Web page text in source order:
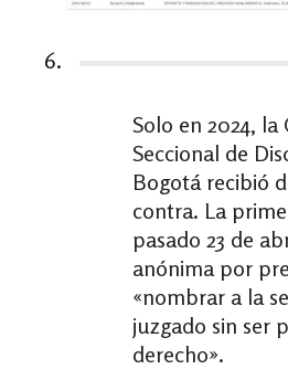
6.
Solo en 2024, la
Seccional de
Bogotá recibió
contra. La
pasado 23 de
anónima por
«nombrar a la
juzgado sin ser
derecho».